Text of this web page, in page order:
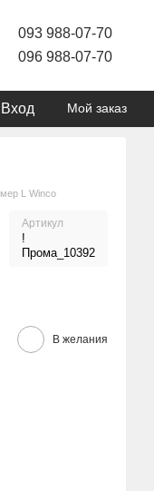
093 988-07-70
096 988-07-70
Вход Мой заказ
L Winco
Артикул
!
Прома_10392
В желания